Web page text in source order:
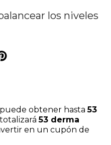
los niveles
obtener hasta53
53 derma
en un cupón de